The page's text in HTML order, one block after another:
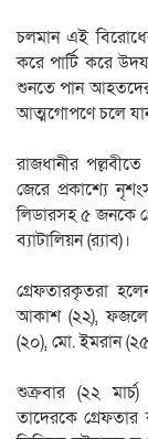
চলমান এই
করে পার্টি করে
শুনতে পান আহতদের
আত্মগোপণে চলে
রাজধানীর পল্লবীতে
জেরে প্রকাশ্যে
লিডারসহ ৫ জনকে
ব্যাটালিয়ন (র‍্যাব)।
গ্রেফতারকৃতরা
আকাশ (২২), ফজলে
(২০), মো. ইমরান
শুক্রবার (২২
তাদেরকে